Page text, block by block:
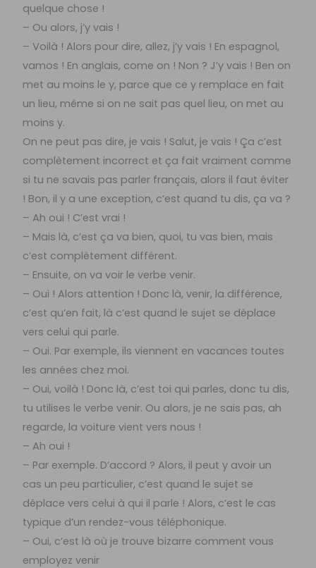
quelque chose !
– Ou alors, j’y vais !
– Voilà ! Alors pour dire, allez, j’y vais ! En espagnol,
vamos ! En anglais, come on ! Non ? J’y vais ! Ben on
met au moins le y, parce que ce y remplace en fait
un lieu, même si on ne sait pas quel lieu, on met au
moins y.
On ne peut pas dire, je vais ! Salut, je vais ! Ça c’est
complètement incorrect et ça fait vraiment comme
si tu ne savais pas parler français, alors il faut éviter
! Bon, il y a une exception, c’est quand tu dis, ça va ?
– Ah oui ! C’est vrai !
– Mais là, c’est ça va bien, quoi, tu vas bien, mais
c’est complètement différent.
– Ensuite, on va voir le verbe venir.
– Oui ! Alors attention ! Donc là, venir, la différence,
c’est qu’en fait, là c’est quand le sujet se déplace
vers celui qui parle.
– Oui. Par exemple, ils viennent en vacances toutes
les années chez moi.
– Oui, voilà ! Donc là, c’est toi qui parles, donc tu dis,
tu utilises le verbe venir. Ou alors, je ne sais pas, ah
regarde, la voiture vient vers nous !
– Ah oui !
– Par exemple. D’accord ? Alors, il peut y avoir un
cas un peu particulier, c’est quand le sujet se
déplace vers celui à qui il parle ! Alors, c’est le cas
typique d’un rendez-vous téléphonique.
– Oui, c’est là où je trouve bizarre comment vous
employez venir